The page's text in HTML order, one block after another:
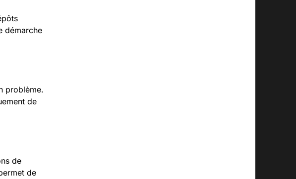
démarche
problème.
de
de
de